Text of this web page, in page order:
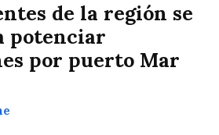
de la región se
potenciar
por puerto Mar